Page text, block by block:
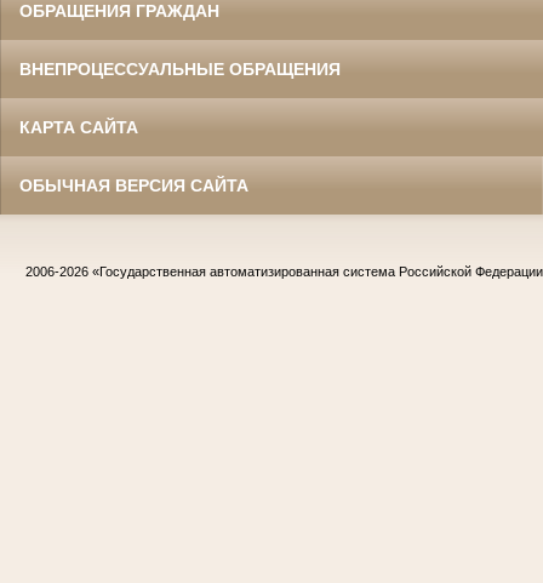
ОБРАЩЕНИЯ ГРАЖДАН
ВНЕПРОЦЕССУАЛЬНЫЕ ОБРАЩЕНИЯ
КАРТА САЙТА
ОБЫЧНАЯ ВЕРСИЯ САЙТА
2006-2026 «Государственная автоматизированная система Российской